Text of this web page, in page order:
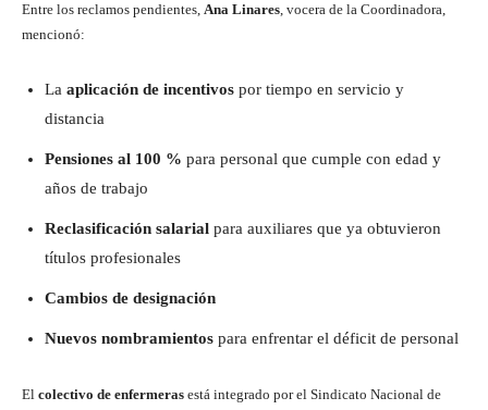
Entre los reclamos pendientes, Ana Linares, vocera de la Coordinadora,
mencionó:
La aplicación de incentivos por tiempo en servicio y
distancia
Pensiones al 100 % para personal que cumple con edad y
años de trabajo
Reclasificación salarial para auxiliares que ya obtuvieron
títulos profesionales
Cambios de designación
Nuevos nombramientos para enfrentar el déficit de personal
El colectivo de enfermeras está integrado por el Sindicato Nacional de